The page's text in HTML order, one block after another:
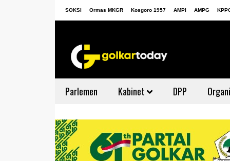
SOKSI Ormas MKGR Kosgoro 1957 AMPI AMPG
Parlemen Kabinet DPP